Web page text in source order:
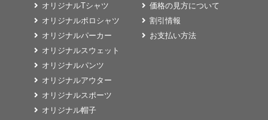
オリジナルTシャツ
オリジナルポロシャツ
オリジナルパーカー
オリジナルスウェット
オリジナルパンツ
オリジナルアウター
オリジナルスポーツ
オリジナル帽子
価格の見方について
割引情報
お支払い方法